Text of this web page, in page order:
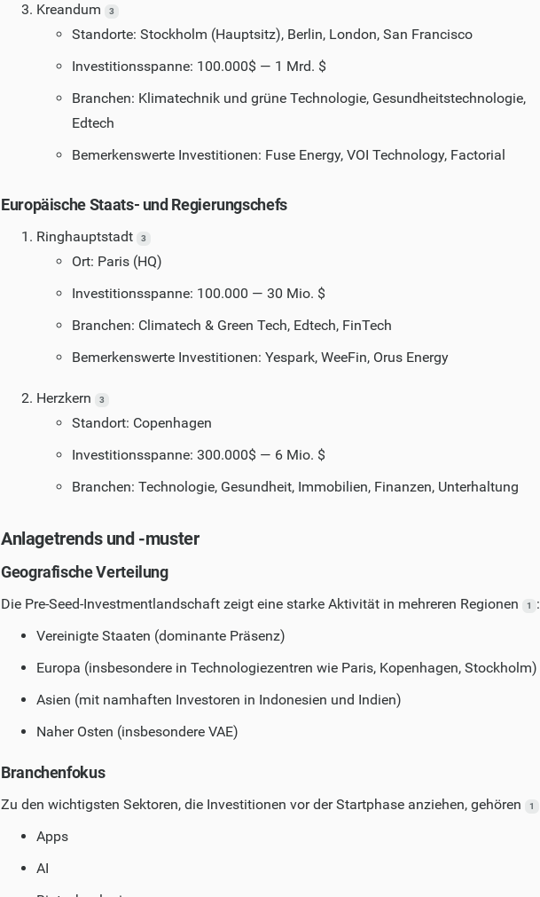
Kreandum 3
Standorte: Stockholm (Hauptsitz), Berlin, London, San Francisco
Investitionsspanne: 100.000$ — 1 Mrd. $
Branchen: Klimatechnik und grüne Technologie, Gesundheitstechnologie,
Edtech
Bemerkenswerte Investitionen: Fuse Energy, VOI Technology, Factorial
Europäische Staats- und Regierungschefs
Ringhauptstadt 3
Ort: Paris (HQ)
Investitionsspanne: 100.000 — 30 Mio. $
Branchen: Climatech & Green Tech, Edtech, FinTech
Bemerkenswerte Investitionen: Yespark, WeeFin, Orus Energy
Herzkern 3
Standort: Copenhagen
Investitionsspanne: 300.000$ — 6 Mio. $
Branchen: Technologie, Gesundheit, Immobilien, Finanzen, Unterhaltung
Anlagetrends und -muster
Geografische Verteilung
Die Pre-Seed-Investmentlandschaft zeigt eine starke Aktivität in mehreren Regionen 1
:
Vereinigte Staaten (dominante Präsenz)
Europa (insbesondere in Technologiezentren wie Paris, Kopenhagen, Stockholm)
Asien (mit namhaften Investoren in Indonesien und Indien)
Naher Osten (insbesondere VAE)
Branchenfokus
Zu den wichtigsten Sektoren, die Investitionen vor der Startphase anziehen, gehören 1
Apps
AI